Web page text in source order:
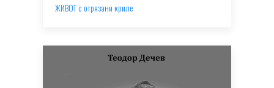
ЖИВОТ с отрязани криле